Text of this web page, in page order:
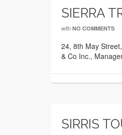
SIERRA
with NO COMMENTS
24, 8th May
& Co Inc.,
SIRRIS